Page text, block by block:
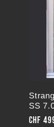
SS
CHF